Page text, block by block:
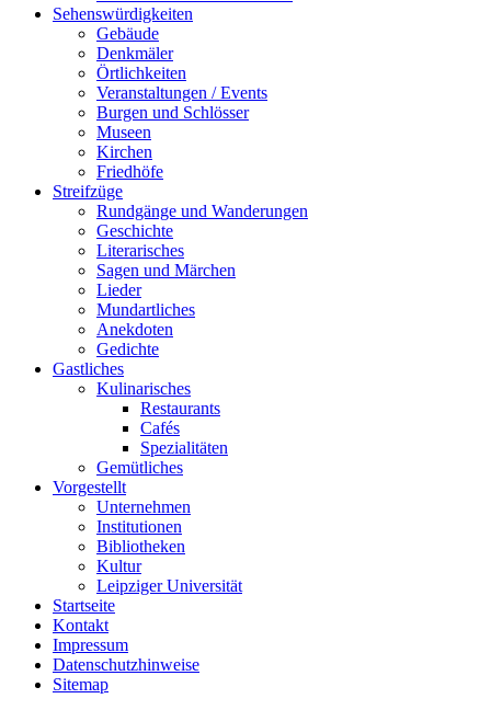
Sehenswürdigkeiten
Gebäude
Denkmäler
Örtlichkeiten
Veranstaltungen / Events
Burgen und Schlösser
Museen
Kirchen
Friedhöfe
Streifzüge
Rundgänge und Wanderungen
Geschichte
Literarisches
Sagen und Märchen
Lieder
Mundartliches
Anekdoten
Gedichte
Gastliches
Kulinarisches
Restaurants
Cafés
Spezialitäten
Gemütliches
Vorgestellt
Unternehmen
Institutionen
Bibliotheken
Kultur
Leipziger Universität
Startseite
Kontakt
Impressum
Datenschutzhinweise
Sitemap